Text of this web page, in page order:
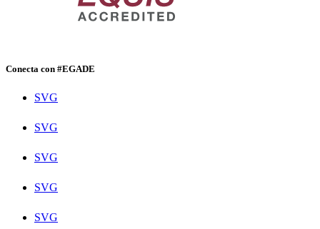
Conecta con #EGADE
SVG
SVG
SVG
SVG
SVG